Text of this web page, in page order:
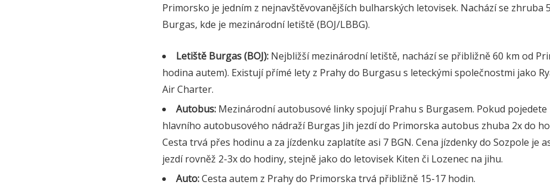
Primorsko je jedním z nejnavštěvovanějších bulharských letovisek. Nachází se zhruba
Burgas, kde je mezinárodní letiště (BOJ/LBBG).
Letiště Burgas (BOJ): Nejbližší mezinárodní letiště, nachází se přibližně 60 km od
hodina autem). Existují přímé lety z Prahy do Burgasu s leteckými společnostmi jako
Air Charter.
Autobus: Mezinárodní autobusové linky spojují Prahu s Burgasem. Pokud pojedete
hlavního autobusového nádraží Burgas Jih jezdí do Primorska autobus zhuba 2x do
Cesta trvá přes hodinu a za jízdenku zaplatíte asi 7 BGN. Cena jízdenky do Sozpole je
jezdí rovněž 2-3x do hodiny, stejně jako do letovisek Kiten či Lozenec na jihu.
Auto:Cesta autem z Prahy do Primorska trvá přibližně 15-17 hodin.